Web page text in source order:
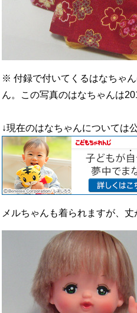
※ 付録で付いてくるはなちゃ
ん。この写真のはなちゃんは
↓現在のはなちゃんについては
メルちゃんも着られますが、